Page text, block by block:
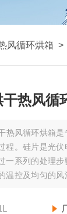
风循环烘箱 >
热风循
热风循环烘箱
程。硅片是光
一系列的处理
温控及均匀的风